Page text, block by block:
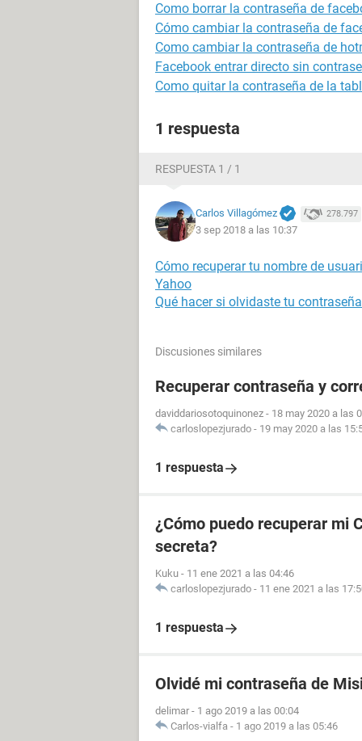
Como borrar la contraseña de
Cómo cambiar la contraseña de
Como cambiar la contraseña de
Facebook entrar directo sin
Como quitar la contraseña de la
1 respuesta
RESPUESTA 1 / 1
Carlos Villagómez 278.797
3 sep 2018 a las 10:37
Cómo recuperar tu nombre de
Yahoo
Qué hacer si olvidaste tu
Discusiones similares
Recuperar contraseña y
daviddariosotoquinonez - 18 may 2020 a las
carloslopezjurado - 19 may 2020 a las
1 respuesta
¿Cómo puedo recuperar mi
secreta?
Kuku - 11 ene 2021 a las 04:46
carloslopezjurado - 11 ene 2021 a las
1 respuesta
Olvidé mi contraseña de
delimar - 1 ago 2019 a las 00:04
Carlos-vialfa - 1 ago 2019 a las 05:46